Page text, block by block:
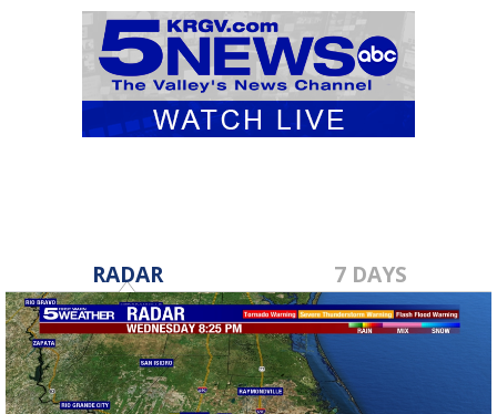
RADAR 7 DAYS